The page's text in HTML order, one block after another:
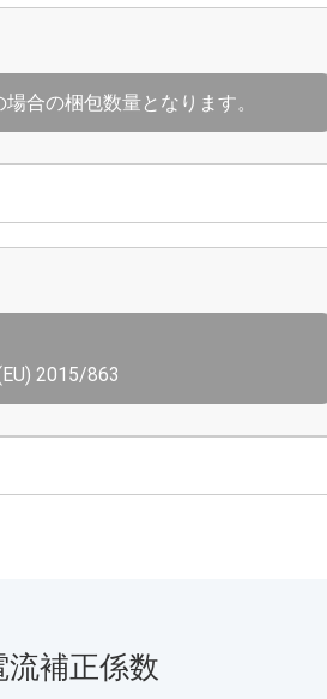
合の梱包数量となります。
2015/863
補正係数